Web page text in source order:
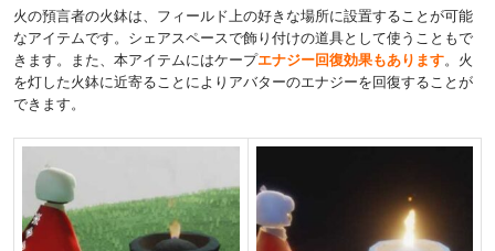
火の預言者の火鉢は、フィールド上の好きな場所に設置することが可能
なアイテムです。シェアスペースで飾り付けの道具として使うこともで
きます。また、本アイテムにはケープエナジー回復効果もあります。火
を灯した火鉢に近寄ることによりアバターのエナジーを回復することが
できます。